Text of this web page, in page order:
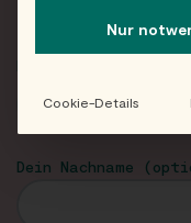
Dein Nachname
Nur
Cookie-Details